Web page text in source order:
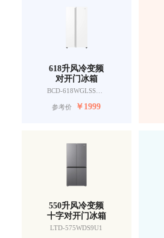
618升风冷变频
对开门冰箱
BCD-618WGLSSEDW9
参考价 ￥1999
550升风冷变频
十字对开门冰箱
LTD-575WDS9U1